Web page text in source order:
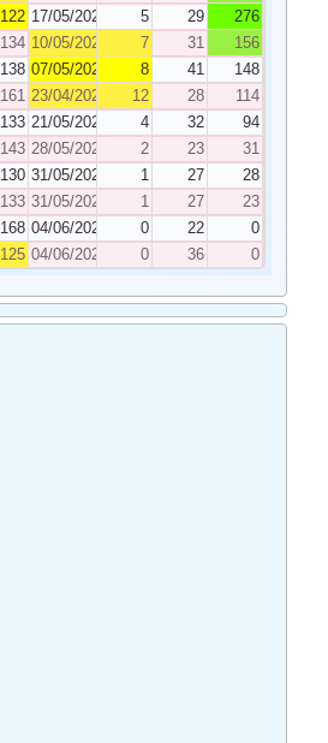
122 17/05/2024 5 29
276
134 10/05/2024 7 31
156
138 07/05/2024 8 41
148
161 23/04/2024 12 28
114
133 21/05/2024 4 32
94
143 28/05/2024 2 23
31
130 31/05/2024 1 27
28
133 31/05/2024 1 27
23
168 04/06/2024 0 22
0
125 04/06/2024 0 36 0